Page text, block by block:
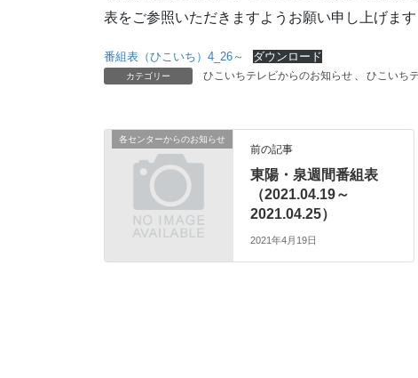
表をご参照いただきますようお願い申し上げます
番組表（ひこいち）4_26～ ダウンロード
カテゴリー ひこいちテレビからのお知らせ 、 ひこいち
各センターからのお知らせ
前の記事
東陽・泉週間番組表
（2021.04.19～
2021.04.25）
2021年4月19日